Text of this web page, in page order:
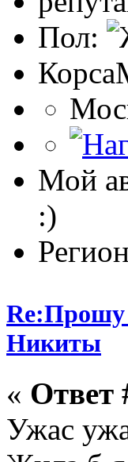
Пол:
Мой
:)
Re:Прошу
Никиты
« Ответ
Ужас